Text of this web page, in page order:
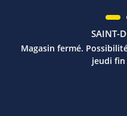
SAINT-
Magasin fermé.
jeudi fin